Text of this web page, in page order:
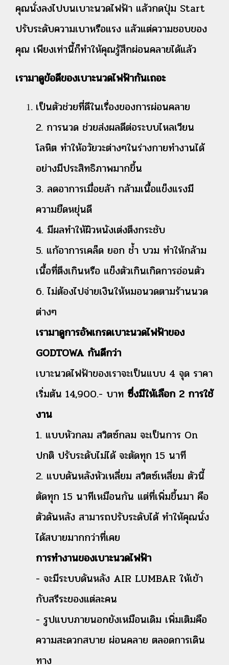
คุณนั่งลงไปบนเบาะนวดไฟฟ้า แล้วกดปุ่ม Start
ปรับระดับความเบาหรือแรง แล้วแต่ความชอบของ
คุณ เพียงเท่านี้ก็ทำให้คุณรู้สึกผ่อนคลายได้แล้ว
เรามาดูข้อดีของเบาะนวดไฟฟ้ากันเถอะ
เป็นตัวช่วยที่ดีในเรื่องของการผ่อนคลาย
2. การนวด ช่วยส่งผลดีต่อระบบไหลเวียน
โลหิต ทำให้อวัยวะต่างๆในร่างกายทำงานได้
อย่างมีประสิทธิภาพมากขึ้น
3. ลดอาการเมื่อยล้า กล้ามเนื้อแข็งแรงมี
ความยืดหยุ่นดี
4. มีผลทำให้ผิวหนังเต่งตึงกระชับ
5. แก้อาการเคล็ด ยอก ช้ำ บวม ทำให้กล้าม
เนื้อที่ตึงเกินหรือ แข็งตัวเกินเกิดการอ่อนตัว
6. ไม่ต้องไปจ่ายเงินให้หมอนวดตามร้านนวด
ต่างๆ
เรามาดูการอัพเกรดเบาะนวดไฟฟ้าของ
GODTOWA กันดีกว่า
เบาะนวดไฟฟ้าของเราจะเป็นแบบ 4 จุด ราคา
เริ่มต้น 14,900.- บาท ซึ่งมีให้เลือก 2 การใช้
งาน
1. แบบหัวกลม สวิตซ์กลม จะเป็นการ On
ปกติ ปรับระดับไม่ได้ จะตัดทุก 15 นาที
2. แบบดันหลังหัวเหลี่ยม สวิตซ์เหลี่ยม ตัวนี้
ตัดทุก 15 นาทีเหมือนกัน แต่ที่เพิ่มขึ้นมา คือ
ตัวดันหลัง สามารถปรับระดับได้ ทำให้คุณนั่ง
ได้สบายมากกว่าที่เคย
การทำงานของเบาะนวดไฟฟ้า
- จะมีระบบดันหลัง AIR LUMBAR ให้เข้า
กับสรีระของแต่ละคน
- รูปแบบภายนอกยังเหมือนเดิม เพิ่มเติมคือ
ความสะดวกสบาย ผ่อนคลาย ตลอดการเดิน
ทาง